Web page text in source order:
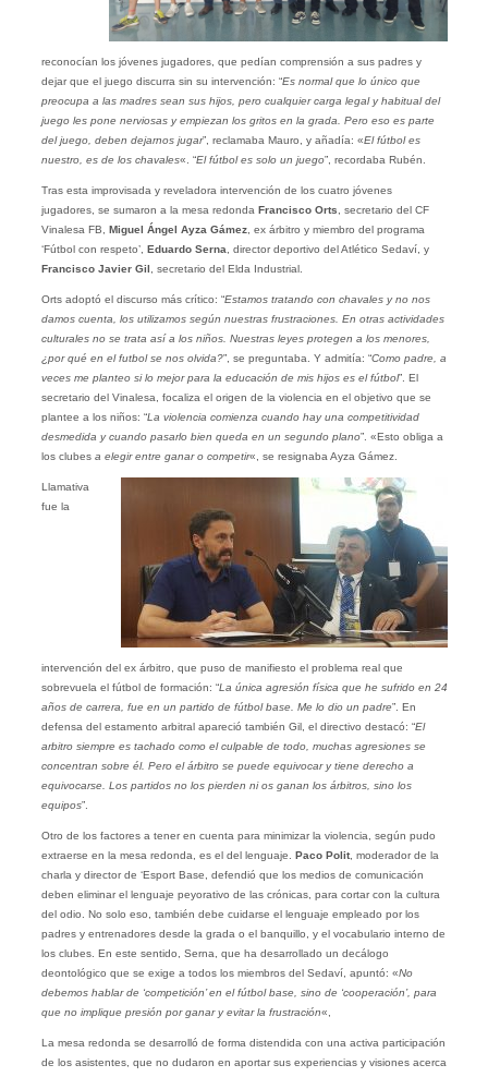
reconocían los jóvenes jugadores, que pedían comprensión a sus padres y
dejar que el juego discurra sin su intervención: “Es normal que lo único que
preocupa a las madres sean sus hijos, pero cualquier carga legal y habitual del
juego les pone nerviosas y empiezan los gritos en la grada. Pero eso es parte
del juego, deben dejarnos jugar”, reclamaba Mauro, y añadía: «El fútbol es
nuestro, es de los chavales«. “El fútbol es solo un juego”, recordaba Rubén.
Tras esta improvisada y reveladora intervención de los cuatro jóvenes
jugadores, se sumaron a la mesa redonda Francisco Orts , secretario del CF
Vinalesa FB, Miguel Ángel Ayza Gámez, ex árbitro y miembro del programa
‘Fútbol con respeto’, Eduardo Serna , director deportivo del Atlético Sedaví, y
Francisco Javier Gil , secretario del Elda Industrial.
Orts adoptó el discurso más crítico: “Estamos tratando con chavales y no nos
damos cuenta, los utilizamos según nuestras frustraciones. En otras actividades
culturales no se trata así a los niños. Nuestras leyes protegen a los menores,
¿por qué en el futbol se nos olvida?”, se preguntaba. Y admitía: “Como padre, a
veces me planteo si lo mejor para la educación de mis hijos es el fútbol”. El
secretario del Vinalesa, focaliza el origen de la violencia en el objetivo que se
plantee a los niños: “La violencia comienza cuando hay una competitividad
desmedida y cuando pasarlo bien queda en un segundo plano”. «Esto obliga a
los clubesa elegir entre ganar o competir«, se resignaba Ayza Gámez.
Llamativa
fue la
intervención del ex árbitro, que puso de manifiesto el problema real que
sobrevuela el fútbol de formación: “La única agresión física que he sufrido en 24
años de carrera, fue en un partido de fútbol base. Me lo dio un padre”. En
defensa del estamento arbitral apareció también Gil, el directivo destacó: “El
arbitro siempre es tachado como el culpable de todo, muchas agresiones se
concentran sobre él. Pero el árbitro se puede equivocar y tiene derecho a
equivocarse. Los partidos no los pierden ni os ganan los árbitros, sino los
equipos”.
Otro de los factores a tener en cuenta para minimizar la violencia, según pudo
extraerse en la mesa redonda, es el del lenguaje. Paco Polit, moderador de la
charla y director de ‘Esport Base, defendió que los medios de comunicación
deben eliminar el lenguaje peyorativo de las crónicas, para cortar con la cultura
del odio. No solo eso, también debe cuidarse el lenguaje empleado por los
padres y entrenadores desde la grada o el banquillo, y el vocabulario interno de
los clubes. En este sentido, Serna, que ha desarrollado un decálogo
deontológico que se exige a todos los miembros del Sedaví, apuntó: «No
debemos hablar de ‘competición’ en el fútbol base, sino de ‘cooperación’, para
que no implique presión por ganar y evitar la frustración«,
La mesa redonda se desarrolló de forma distendida con una activa participación
de los asistentes, que no dudaron en aportar sus experiencias y visiones acerca